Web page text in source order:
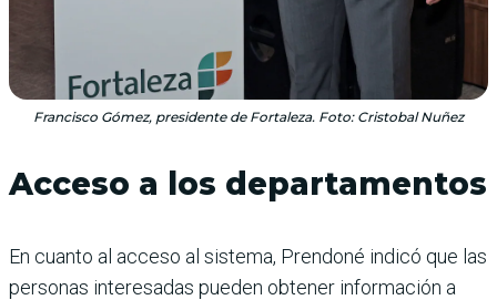
Francisco Gómez, presidente de Fortaleza. Foto: Cristobal Nuñez
Acceso a los departamentos
En cuanto al acceso al sistema, Prendoné indicó que las
personas interesadas pueden obtener información a